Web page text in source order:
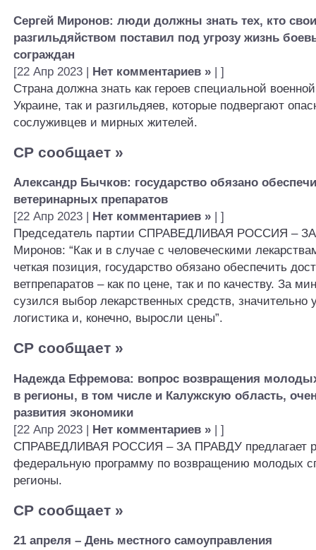
Сергей Миронов: люди должны знать тех, кто
разгильдяйством поставил под угрозу жизнь
сограждан
[22 Апр 2023 | Нет комментариев » | ]
Страна должна знать как героев специальной
Украине, так и разгильдяев, которые подвергают
сослуживцев и мирных жителей.
СР сообщает »
Александр Бычков: государство обязано
ветеринарных препаратов
[22 Апр 2023 |
Нет комментариев » | ]
Председатель партии СПРАВЕДЛИВАЯ РОССИЯ –
Миронов: “Как и в случае с человеческими
четкая позиция, государство обязано обеспечить
ветпрепаратов – как по цене, так и по качеству. За
сузился выбор лекарственных средств, значительно
логистика и, конечно, выросли цены”.
СР сообщает »
Надежда Ефремова: вопрос возвращения
в регионы, в том числе и Калужскую область,
развития экономики
[22 Апр 2023 | Нет комментариев » | ]
СПРАВЕДЛИВАЯ РОССИЯ – ЗА ПРАВДУ предлагает
федеральную программу по возвращению молодых
регионы.
СР сообщает »
21 апреля – День местного самоуправления